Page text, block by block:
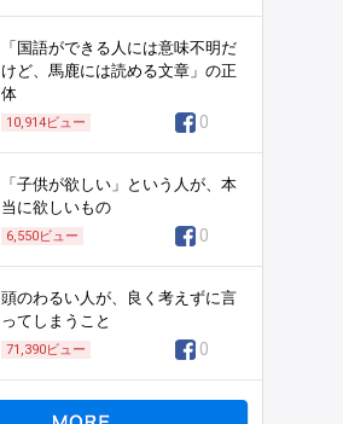
「国語ができる人には意味不明だ
けど、馬鹿には読める文章」の正
体
10,914ビュー 0
「子供が欲しい」という人が、本
当に欲しいもの
6,550ビュー 0
頭のわるい人が、良く考えずに言
ってしまうこと
71,390ビュー 0